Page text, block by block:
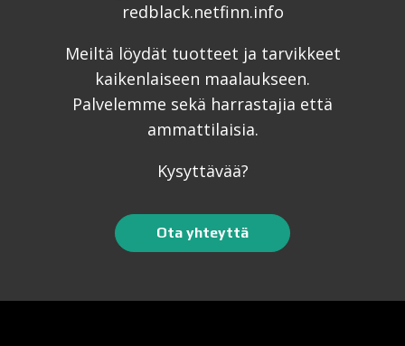
Meiltä löydät tuotteet ja tarvikkeet
kaikenlaiseen maalaukseen.
Palvelemme sekä harrastajia että
ammattilaisia.
Kysyttävää?
Ota yhteyttä